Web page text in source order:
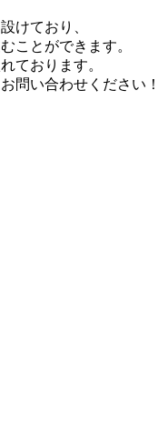
けており、
ことができます。
ております。
問い合わせください！